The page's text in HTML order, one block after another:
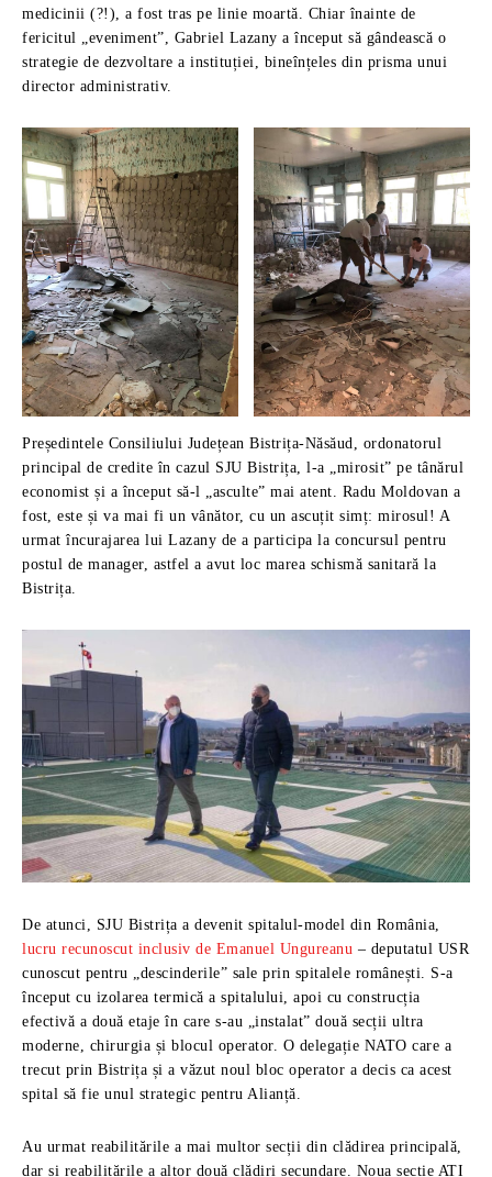
medicinii (?!), a fost tras pe linie moartă. Chiar înainte de
fericitul „eveniment”, Gabriel Lazany a început să gândească o
strategie de dezvoltare a instituției, bineînțeles din prisma unui
director administrativ.
Președintele Consiliului Județean Bistrița-Năsăud, ordonatorul
principal de credite în cazul SJU Bistrița, l-a „mirosit” pe tânărul
economist și a început să-l „asculte” mai atent. Radu Moldovan a
fost, este și va mai fi un vânător, cu un ascuțit simț: mirosul! A
urmat încurajarea lui Lazany de a participa la concursul pentru
postul de manager, astfel a avut loc marea schismă sanitară la
Bistrița.
De atunci, SJU Bistrița a devenit spitalul-model din România,
lucru recunoscut inclusiv de Emanuel Ungureanu – deputatul USR
cunoscut pentru „descinderile” sale prin spitalele românești. S-a
început cu izolarea termică a spitalului, apoi cu construcția
efectivă a două etaje în care s-au „instalat” două secții ultra
moderne, chirurgia și blocul operator. O delegație NATO care a
trecut prin Bistrița și a văzut noul bloc operator a decis ca acest
spital să fie unul strategic pentru Alianță.
Au urmat reabilitările a mai multor secții din clădirea principală,
dar și reabilitările a altor două clădiri secundare. Noua secție ATI